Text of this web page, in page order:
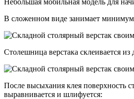
В сложенном виде занимает минимум
Столешница верстака склеивается из
После высыхания клея поверхность
выравнивается и шлифуется: